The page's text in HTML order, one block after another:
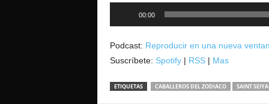
00:00
Podcast: Reproducir en una nueva
Suscríbete: Spotify| RSS| Mas
ETIQUETAS CABALLEROS DEL ZODIACO SAINT SEIYA